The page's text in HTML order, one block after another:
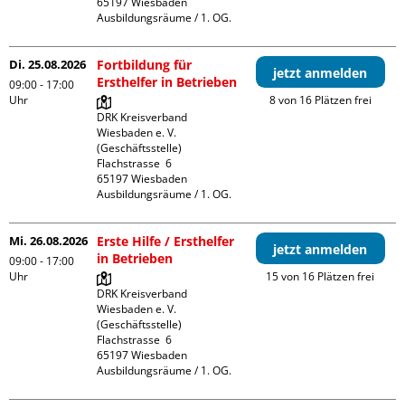
Ausbildungsräume / 1. OG.
Di. 25.08.2026
09:00 - 17:00
Uhr
Fortbildung für
Ersthelfer in Betrieben
DRK Kreisverband
Wiesbaden e. V.
(Geschäftsstelle)
Flachstrasse  6
65197 Wiesbaden
Ausbildungsräume / 1. OG.
jetzt anmelden
8 von 16 Plätzen frei
Mi. 26.08.2026
09:00 - 17:00
Uhr
Erste Hilfe / Ersthelfer
in Betrieben
DRK Kreisverband
Wiesbaden e. V.
(Geschäftsstelle)
Flachstrasse  6
65197 Wiesbaden
Ausbildungsräume / 1. OG.
jetzt anmelden
15 von 16 Plätzen frei